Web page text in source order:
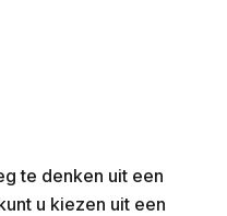
te denken uit een
u kiezen uit een